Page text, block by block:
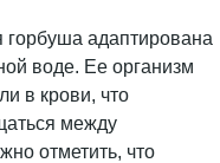
горбуша адаптирована
воде. Ее организм
в крови, что
между
отметить, что